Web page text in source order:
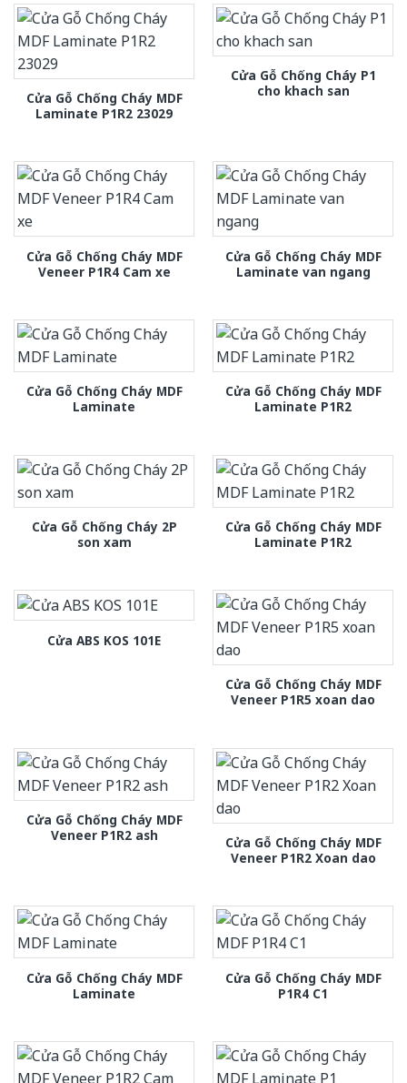
Cửa Gỗ Chống Cháy MDF
Laminate P1R2 23029
Cửa Gỗ Chống Cháy P1
cho khach san
Cửa Gỗ Chống Cháy MDF
Veneer P1R4 Cam xe
Cửa Gỗ Chống Cháy MDF
Laminate van ngang
Cửa Gỗ Chống Cháy MDF
Laminate
Cửa Gỗ Chống Cháy MDF
Laminate P1R2
Cửa Gỗ Chống Cháy 2P
son xam
Cửa Gỗ Chống Cháy MDF
Laminate P1R2
Cửa ABS KOS 101E
Cửa Gỗ Chống Cháy MDF
Veneer P1R5 xoan dao
Cửa Gỗ Chống Cháy MDF
Veneer P1R2 ash
Cửa Gỗ Chống Cháy MDF
Veneer P1R2 Xoan dao
Cửa Gỗ Chống Cháy MDF
Laminate
Cửa Gỗ Chống Cháy MDF
P1R4 C1